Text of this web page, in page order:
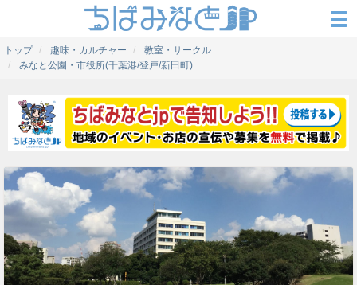
トップ 趣味・カルチャー
教室・サークル
みなと公園・市役所(千葉港/登戸/新田町)